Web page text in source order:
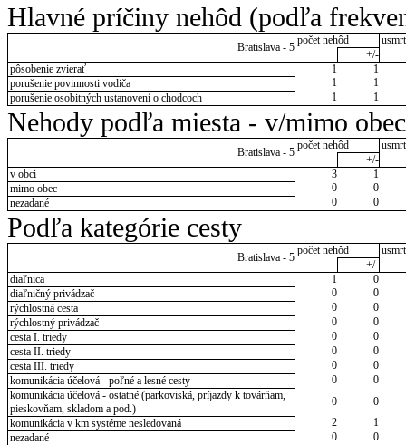
Hlavné príčiny nehôd (podľa
Bratislava - 5
počet nehôd
+/-
pôsobenie zvierať
1
1
porušenie povinnosti vodiča
1
1
porušenie osobitných ustanovení o chodcoch
1 1
Nehody podľa miesta - v/mimo obec
Bratislava - 5
počet nehôd
+/-
v obci
3
1
mimo obec
0
0
nezadané
0 0
Podľa kategórie cesty
Bratislava - 5
počet nehôd
+/-
diaľnica
1
0
diaľničný privádzač
0
0
rýchlostná cesta
0
0
rýchlostný privádzač
0
0
cesta I. triedy
0
0
cesta II. triedy
0
0
cesta III. triedy
0
0
komunikácia účelová - poľné a lesné cesty
0
0
komunikácia účelová - ostatné (parkoviská, príjazdy k továrňam,
pieskovňam, skladom a pod.)
0
0
komunikácia v km systéme nesledovaná
2
1
nezadané
0 0